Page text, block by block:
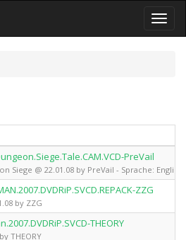
Toggle
PreVail
Siege @ 22.01.08 by PreVail - Sprache: Englisch
ZZG
by ZZG
THEORY
THEORY